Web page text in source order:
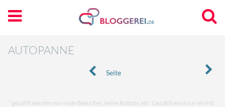
AUTOPANNE
Seite
* gezählt werden nur reale Besucher, keine Robots, etc. Gezählt wird nur ein Hit